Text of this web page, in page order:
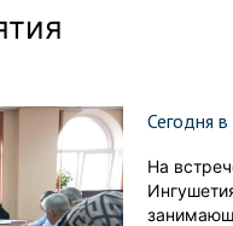
Сегодня
На